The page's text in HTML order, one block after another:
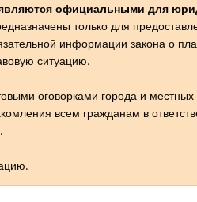
официальными для
только для
информации закона о
ситуацию.
оговорками города и
всем гражданам в